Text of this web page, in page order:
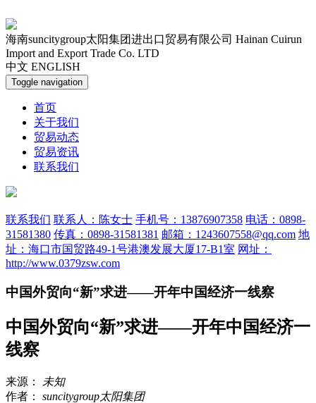
海南suncitygroup太阳集团进出口贸易有限公司 Hainan Cuirun
Import and Export Trade Co. LTD
中文 ENGLISH
Toggle navigation
首页
关于我们
贸易动态
贸易资讯
联系我们
联系我们 联系人：陈女士 手机号：13876907358 电话：0898-
31581380 传真：0898-31581381 邮箱：1243607558@qq.com 地
址：海口市国贸路49-1号港澳发展大厦17-B1室 网址：
http://www.0379zsw.com
中国外贸向“新”求进——开年中国经济一线察
中国外贸向“新”求进——开年中国经济一
线察
来源：
未知
作者： suncitygroup太阳集团